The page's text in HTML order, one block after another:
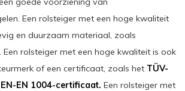
Een rolsteiger met een hoge kwaliteit
en duurzaam materiaal, zoals
rolsteiger met een hoge kwaliteit is ook
of een certificaat, zoals het TÜV-
EN 1004-certificaat. Een rolsteiger met